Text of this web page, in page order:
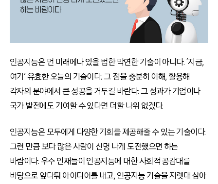
인공지능은 먼 미래에나 있을 법한 막연한 기술이 아니다. ‘지금,
여기’ 유효한 오늘의 기술이다. 그 점을 충분히 이해, 활용해
각자의 분야에서 큰 성공을 거두길 바란다. 그 성과가 기업이나
국가 발전에도 기여할 수 있다면 더할 나위 없겠다.
인공지능은 모두에게 다양한 기회를 제공해줄 수 있는 기술이다.
그런 만큼 보다 많은 사람이 신명 나게 도전했으면 하는
바람이다. 우수 인재들이 인공지능에 대한 사회적 공감대를
바탕으로 앞다퉈 아이디어를 내고, 인공지능 기술을 지렛대 삼아